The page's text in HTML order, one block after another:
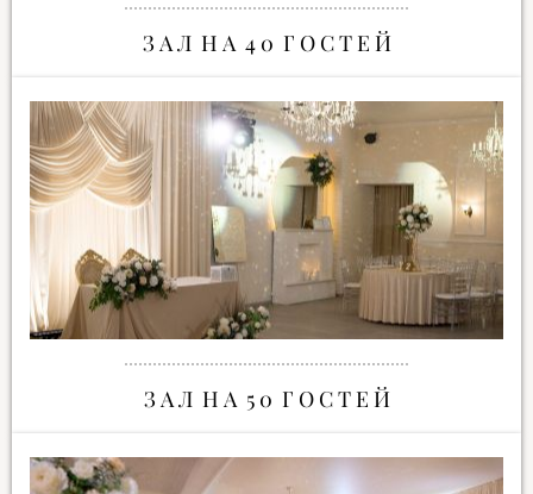
З А Л Н А 4 0 Г О С Т Е Й
З А Л Н А 5 0 Г О С Т Е Й